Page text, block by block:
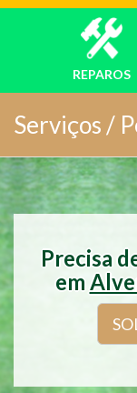
REPAROS
Serviços /
Precisa
em